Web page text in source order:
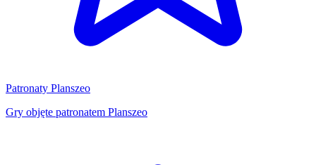
Patronaty Planszeo
Gry objęte patronatem Planszeo